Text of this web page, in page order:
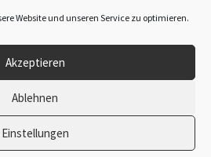
Website und unseren Service zu optimieren.
Akzeptieren
Ablehnen
Einstellungen
Erstellt mit WooCommerce